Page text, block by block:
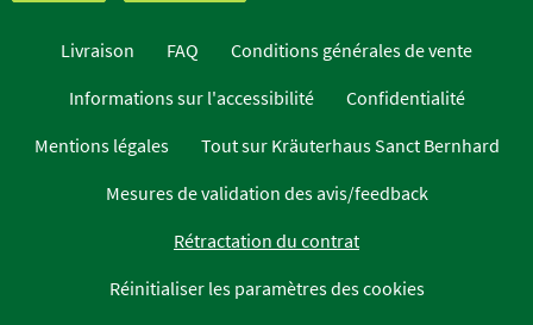
Livraison FAQ
Conditions générales de vente
Informations sur l'accessibilité
Confidentialité
Mentions légales
Tout sur Kräuterhaus Sanct Bernhard
Mesures de validation des avis/feedback
Rétractation du contrat
Réinitialiser les paramètres des cookies